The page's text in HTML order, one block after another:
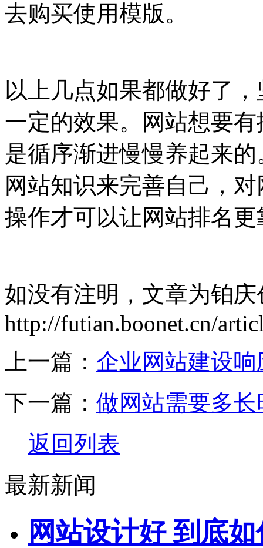
去购买使用模版。
以上几点如果都做好了
一定的效果。网站想要
是循序渐进慢慢养起来
网站知识来完善自己，
操作才可以让网站排名更
如没有注明，文章为铂
http://futian.boonet.cn/
上一篇： 企业网站建设
下一篇： 做网站需要多长
返回列表
最新新闻
网站设计好 到底